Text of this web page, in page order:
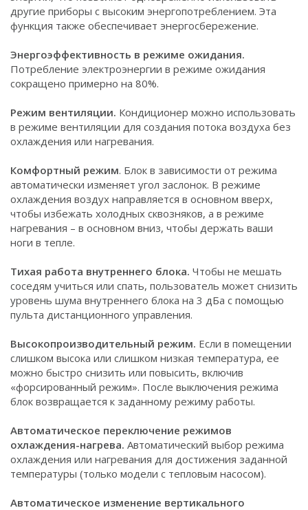
другие приборы с высоким энергопотреблением. Эта
функция также обеспечивает энергосбережение.
Энергоэффективность в режиме ожидания.
Потребление электроэнергии в режиме ожидания
сокращено примерно на 80%.
Режим вентиляции. Кондиционер можно использовать
в режиме вентиляции для создания потока воздуха без
охлаждения или нагревания.
Комфортный режим. Блок в зависимости от режима
автоматически изменяет угол заслонок. В режиме
охлаждения воздух направляется в основном вверх,
чтобы избежать холодных сквозняков, а в режиме
нагревания – в основном вниз, чтобы держать ваши
ноги в тепле.
Тихая работа внутреннего блока. Чтобы не мешать
соседям учиться или спать, пользователь может снизить
уровень шума внутреннего блока на 3 дБа с помощью
пульта дистанционного управления.
Высокопроизводительный режим. Если в помещении
слишком высока или слишком низкая температура, ее
можно быстро снизить или повысить, включив
«форсированный режим». После выключения режима
блок возвращается к заданному режиму работы.
Автоматическое переключение режимов
охлаждения-нагрева. Автоматический выбор режима
охлаждения или нагревания для достижения заданной
температуры (только модели с тепловым насосом).
Автоматическое изменение вертикального